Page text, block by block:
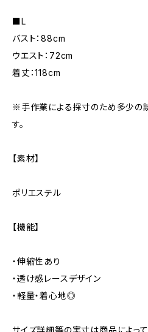
■L
バスト：88cm
ウエスト：72cm
着丈：118cm
※手作業による採寸のため多少の
す。
【素材】
ポリエステル
【機能】
・伸縮性あり
・透け感レースデザイン
・軽量・着心地◎
サイズ詳細等の実寸は商品によ